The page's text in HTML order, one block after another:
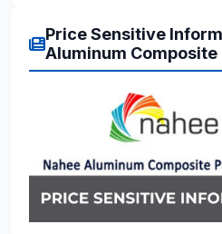
Price Sensitive
Aluminum Composite